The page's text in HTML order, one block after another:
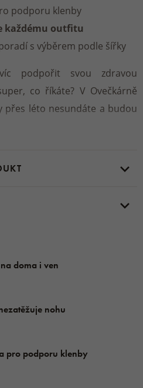
podporu klenby
každému outfitu
s výběrem podle šířky
podpořit svou zdravou
co říkáte? V Ovečkárně
přes léto nesundáte a budou
doma i ven
nohu
pro podporu klenby